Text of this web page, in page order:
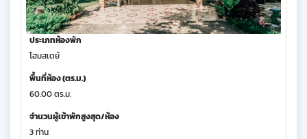
ประเภทห้องพัก
โฮมสเตย์
พื้นที่ห้อง (ตร.ม.)
60.00 ตร.ม.
จำนวนผู้เข้าพักสูงสุด/ห้อง
3 ท่าน